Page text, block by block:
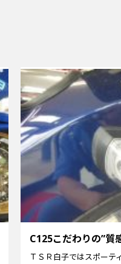
C125こだわりの”質
ＴＳＲ白子ではスポーテ